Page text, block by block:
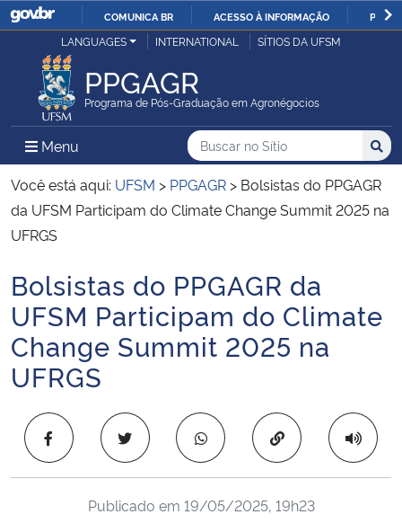
IR
COMUNICA BR ACESSO À INFORMAÇÃO
Ministério da Justiça e Segurança Pública
Ministério da Defesa
Ministério das Relações Exteriores
Ministério da Economia
Ministério da Infraestrutura
Ministério da Agricultura, Pecuária e Abastecimento
Ministério da Educação
Ministério da Cidadania
Ministério da Saúde
Ministério de Minas e Energia
LANGUAGES INTERNATIONAL SÍTIOS DA UFSM
PPGAGR
Programa de Pós-Graduação em Agronégocios
Menu Menu Principal do Sítio
Busca
Buscar no no Sítio
Busca:
Você está aqui: UFSM > PPGAGR > Bolsistas do PPGAGR
da UFSM Participam do Climate Change Summit 2025 na
UFRGS
Início do conteúdo
Bolsistas do PPGAGR da
UFSM Participam do Climate
Change Summit 2025 na
UFRGS
Copiar para área
Publicado em 19/05/2025, 19h23